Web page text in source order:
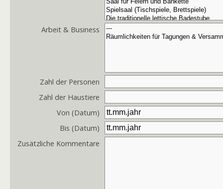
Arbeit & Business
Zahl der Personen
Zahl der Haustiere
Von (Datum)
Bis (Datum)
Zusätzliche Kommentare